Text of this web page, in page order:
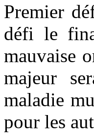
Premier
défi le
mauvaise
majeur
maladie
pour les